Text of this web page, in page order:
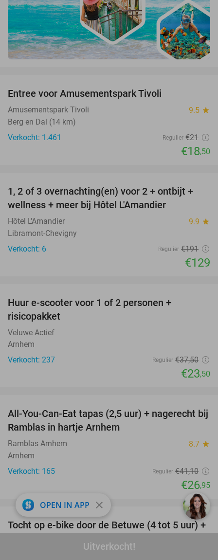
Uitverkocht!
Entree voor Amusementspark Tivoli
Amusementspark Tivoli 9.5 star
Berg en Dal (14 km)
Verkocht: 1.461
Regulier €21
€18,50
32%
TODAY
1, 2 of 3 overnachting(en) voor 2 + ontbijt +
wellness + meer bij Hôtel L'Amandier
Hôtel L'Amandier 9.9 star
Libramont-Chevigny
Verkocht: 6
Regulier €191
€129
Huur e-scooter voor 1 of 2 personen +
risicopakket
Veluwe Actief
Arnhem
Verkocht: 237
Regulier €37,50
€23,50
34%
All-You-Can-Eat tapas (2,5 uur) + nagerecht bij
Ramblas in hartje Arnhem
Ramblas Arnhem 8.7 star
Arnhem
Verkocht: 165
Regulier €41,10
€26,95
35%
favorite_border
Tocht op e-bike door de Betuwe (4 tot 5 uur) +
OPEN IN APP close